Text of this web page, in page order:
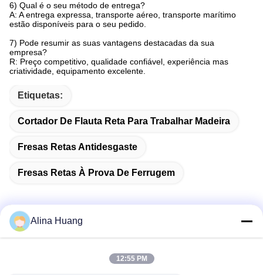
6) Qual é o seu método de entrega?
A: A entrega expressa, transporte aéreo, transporte marítimo
estão disponíveis para o seu pedido.
7) Pode resumir as suas vantagens destacadas da sua
empresa?
R: Preço competitivo, qualidade confiável, experiência mas
criatividade, equipamento excelente.
Etiquetas:
Cortador De Flauta Reta Para Trabalhar Madeira
Fresas Retas Antidesgaste
Fresas Retas À Prova De Ferrugem
Alina Huang
12:55 PM